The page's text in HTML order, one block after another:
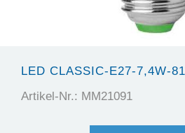
LED CLASSIC-E27-7,4W-
Artikel-Nr.: MM21091